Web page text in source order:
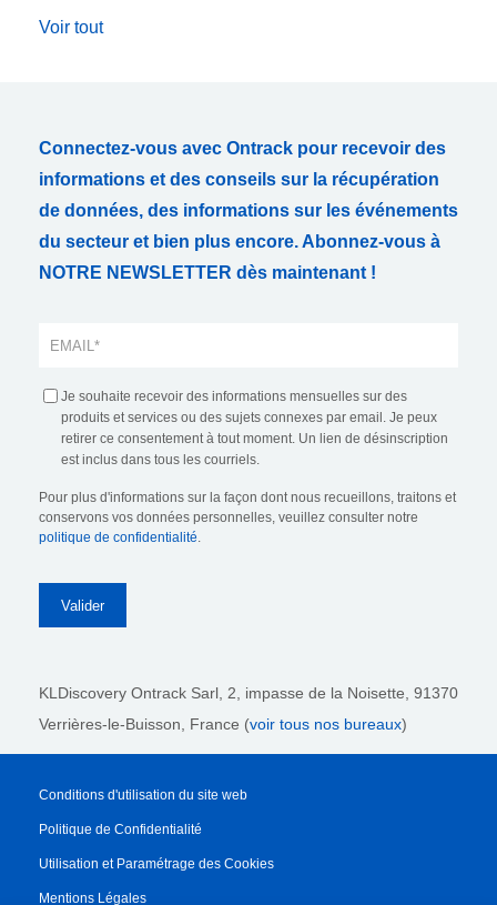
Voir tout
Connectez-vous avec Ontrack pour recevoir des
informations et des conseils sur la récupération
de données, des informations sur les événements
du secteur et bien plus encore. Abonnez-vous à
NOTRE NEWSLETTER dès maintenant !
Je souhaite recevoir des informations mensuelles sur des
produits et services ou des sujets connexes par email. Je peux
retirer ce consentement à tout moment. Un lien de désinscription
est inclus dans tous les courriels.
Pour plus d'informations sur la façon dont nous recueillons, traitons et
conservons vos données personnelles, veuillez consulter notre
politique de confidentialité.
KLDiscovery Ontrack Sarl, 2, impasse de la Noisette, 91370
Verrières-le-Buisson, France (voir tous nos bureaux)
Conditions d'utilisation du site web
Politique de Confidentialité
Utilisation et Paramétrage des Cookies
Mentions Légales